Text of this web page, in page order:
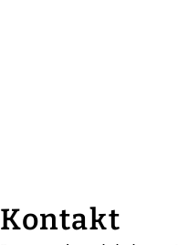
Kontakt